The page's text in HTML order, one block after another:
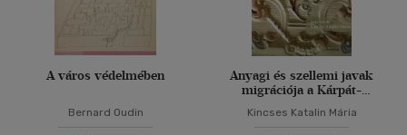
A város védelmében
Bernard Oudin
Anyagi és szellemi javak
migrációja a Kárpát-
Kincses Katalin Mária